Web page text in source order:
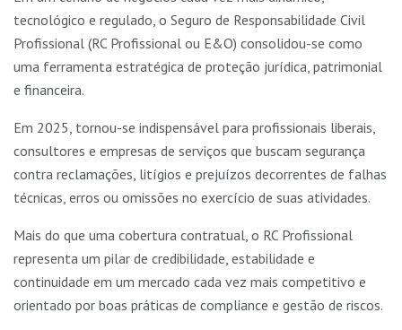
tecnológico e regulado, o Seguro de Responsabilidade Civil
Profissional (RC Profissional ou E&O) consolidou-se como
uma ferramenta estratégica de proteção jurídica, patrimonial
e financeira.
Em 2025, tornou-se indispensável para profissionais liberais,
consultores e empresas de serviços que buscam segurança
contra reclamações, litígios e prejuízos decorrentes de falhas
técnicas, erros ou omissões no exercício de suas atividades.
Mais do que uma cobertura contratual, o RC Profissional
representa um pilar de credibilidade, estabilidade e
continuidade em um mercado cada vez mais competitivo e
orientado por boas práticas de compliance e gestão de riscos.